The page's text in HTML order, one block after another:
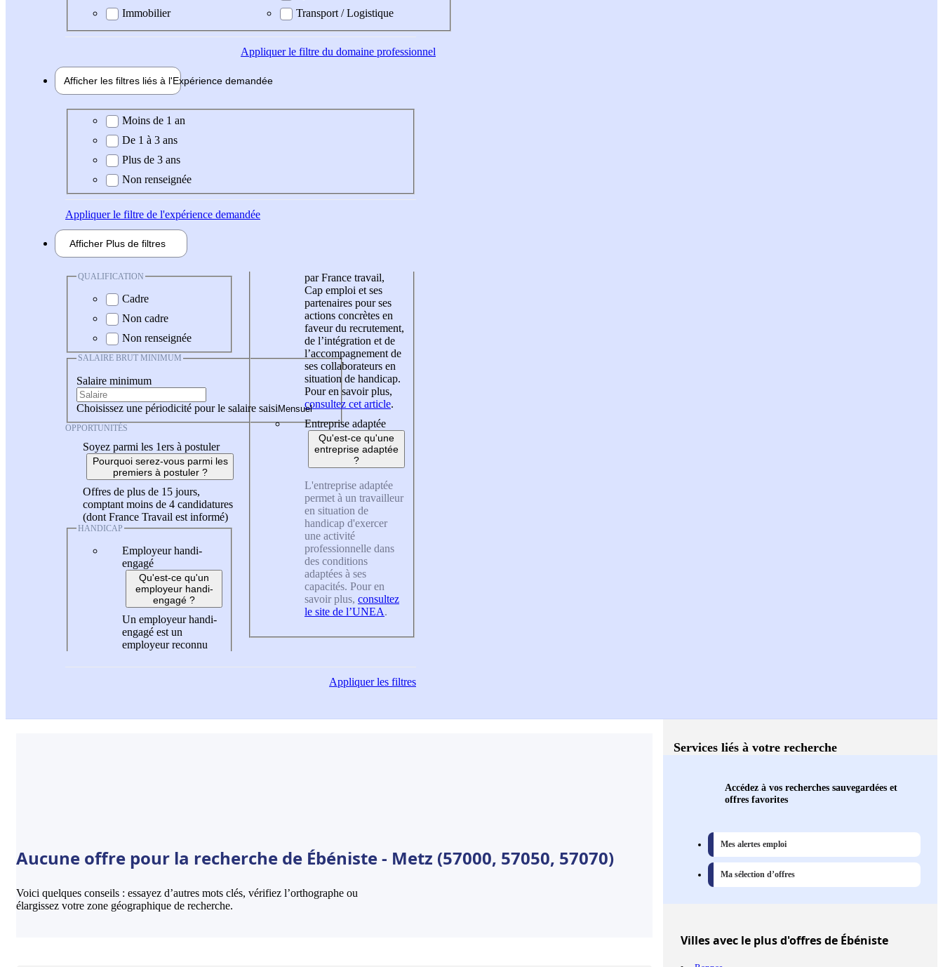
Immobilier
Transport / Logistique
Appliquerle filtre du domaine professionnel
Afficher les filtres liés à l'Expérience demandée
Expérience demandée
Moins de 1 an
De 1 à 3 ans
Plus de 3 ans
Non renseignée
Appliquerle filtre de l'expérience demandée
Afficher Plus de filtres
QUALIFICATION
Cadre
Non cadre
Non renseignée
SALAIRE BRUT MINIMUM
Salaire minimum
Choisissez une périodicité pour le salaire saisi
OPPORTUNITÉS
Soyez parmi les 1ers à postuler
Pourquoi serez-vous parmi les
premiers à postuler ?
Offres de plus de 15 jours,
comptant moins de 4 candidatures
(dont France Travail est informé)
HANDICAP
Employeur handi-
engagé
Qu'est-ce qu'un
employeur handi-
engagé ?
Un employeur handi-
engagé est un
employeur reconnu
par France travail,
Cap emploi et ses
partenaires pour ses
actions concrètes en
faveur du recrutement,
de l’intégration et de
l’accompagnement de
ses collaborateurs en
situation de handicap.
Pour en savoir plus,
consultez cet article.
Entreprise adaptée
Qu'est-ce qu'une
entreprise adaptée
?
L'entreprise adaptée
permet à un travailleur
en situation de
handicap d'exercer
une activité
professionnelle dans
des conditions
adaptées à ses
capacités. Pour en
savoir plus, consultez
le site de l’UNEA.
Appliquerles filtres
Aucune offre pour la recherche de Ébéniste - Metz (57000, 57050, 57070)
Voici quelques conseils : essayez d’autres mots clés, vérifiez l’orthographe ou
élargissez votre zone géographique de recherche.
Services liés à votre recherche
Accédez à vos recherches sauvegardées et
offres favorites
Mes alertes emploi
Ma sélection d’offres
Villesavec le plus d'offres de Ébéniste